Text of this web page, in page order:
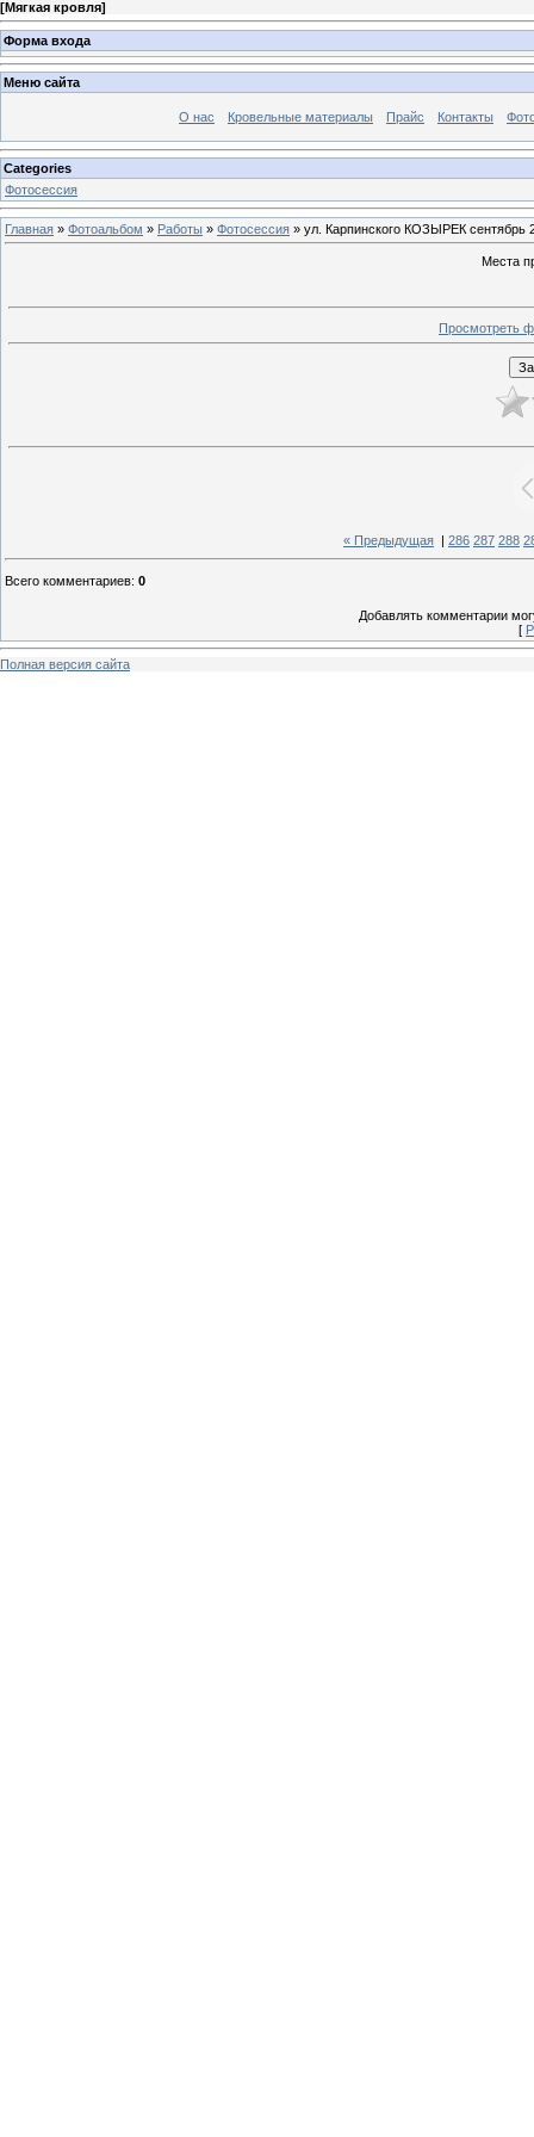
[Мягкая кровля]
Форма входа
Меню сайта
О нас Кровельные материалы Прайс Контакты
Categories
Фотосессия
Главная » Фотоальбом » Работы » Фотосессия » ул. Карпинского КОЗЫРЕК сентябрь
Места
Просмотреть
« Предыдущая 286 287 288
Всего комментариев: 0
Добавлять комментарии
[
Полная версия сайта